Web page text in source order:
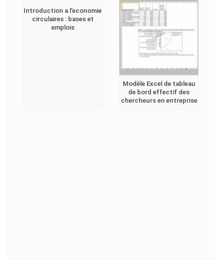
Introduction a l’economie
circulaires : bases et
emplois
Modèle Excel de tableau
de bord effectif des
chercheurs en entreprise